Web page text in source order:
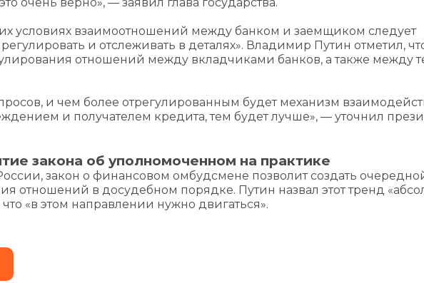
условиях взаимоотношений между банком и заемщиком следует
и отслеживать в деталях». Владимир Путин отметил,
отношений между вкладчиками банков, а также между
и чем более отрегулированным будет механизм
и получателем кредита, тем будет лучше», — уточнил
закона об уполномоченном на практике
закон о финансовом омбудсмене позволит создать
отношений в досудебном порядке. Путин назвал этот тренд
«в этом направлении нужно двигаться».